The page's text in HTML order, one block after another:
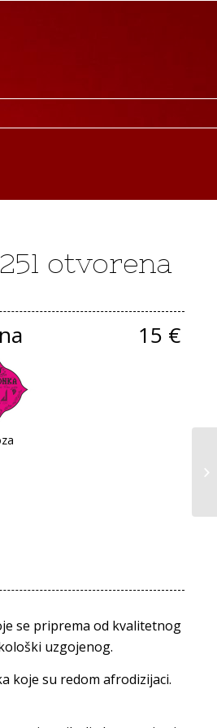
otvorena
15 €
se priprema od kvalitetnog
uzgojenog.
koje su redom afrodizijaci.